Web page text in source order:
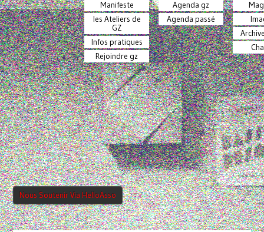
Manifeste
les Ateliers de
GZ
Infos pratiques
Rejoindre gz
Agenda gz
Agenda passé
Nous Soutenir Via HelloAsso